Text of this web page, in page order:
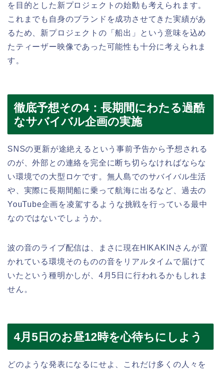
を目的とした新プロジェクトの始動も考えられます。
これまでも自身のブランドを成功させてきた実績があ
るため、新プロジェクトの「船出」という意味を込め
たティーザー映像であった可能性も十分に考えられま
す。
徹底予想その4：長期間にわたる過酷
なサバイバル企画の実施
SNSの更新が途絶えるという事前予告から予想される
のが、外部との連絡を完全に断ち切らなければならな
い環境での大型ロケです。無人島でのサバイバル生活
や、実際に長期間船に乗って航海に出るなど、過去の
YouTube企画を凌駕するような挑戦を行っている最中
なのではないでしょうか。
波の音のライブ配信は、まさに現在HIKAKINさんが置
かれている環境そのものの音をリアルタイムで届けて
いたという種明かしが、4月5日に行われるかもしれま
せん。
4月5日のお昼12時を心待ちにしよう
どのような発表になるにせよ、これだけ多くの人々を